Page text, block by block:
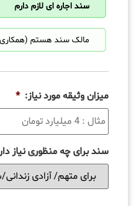
سند اجاره ای لازم دارم
مالک سند هستم
میزان وثیقه مورد نیاز: *
سند برای چه منظوری نیاز